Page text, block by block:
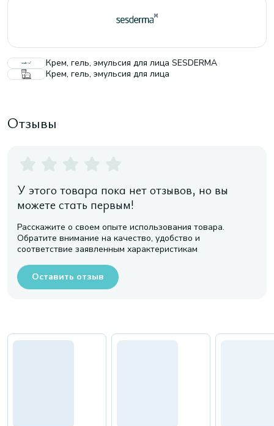
Крем, гель, эмульсия для лица SESDERMA
Крем, гель, эмульсия для лица
Отзывы
У этого товара пока нет отзывов, но вы
можете стать первым!
Расскажите о своем опыте использования товара.
Обратите внимание на качество, удобство и
соответствие заявленным характеристикам
Оставить отзыв